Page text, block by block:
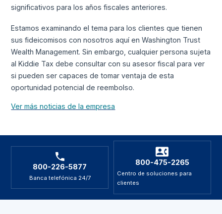
significativos para los años fiscales anteriores.
Estamos examinando el tema para los clientes que tienen
sus fideicomisos con nosotros aquí en Washington Trust
Wealth Management. Sin embargo, cualquier persona sujeta
al Kiddie Tax debe consultar con su asesor fiscal para ver
si pueden ser capaces de tomar ventaja de esta
oportunidad potencial de reembolso.
Ver más noticias de la empresa
800-226-5877
Banca telefónica 24/7
800-475-2265
Centro de soluciones para
clientes